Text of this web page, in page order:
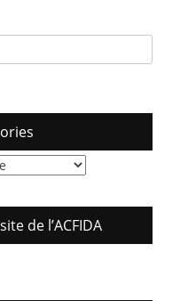
de l’ACFIDA